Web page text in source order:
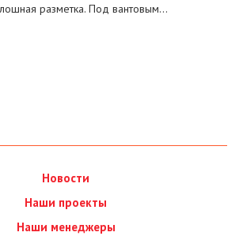
разметка. Под вантовым…
Новости
Наши проекты
Наши менеджеры